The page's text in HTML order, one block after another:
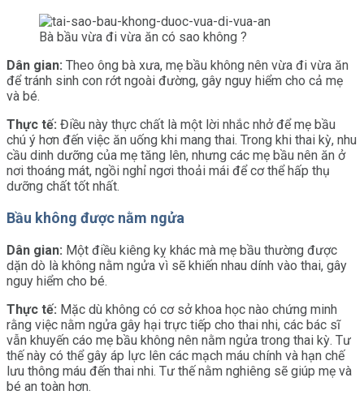
Bà bầu vừa đi vừa ăn có sao không ?
Dân gian: Theo ông bà xưa, mẹ bầu không nên vừa đi vừa ăn
để tránh sinh con rớt ngoài đường, gây nguy hiểm cho cả mẹ
và bé.
Thực tế: Điều này thực chất là một lời nhắc nhở để mẹ bầu
chú ý hơn đến việc ăn uống khi mang thai. Trong khi thai kỳ, nhu
cầu dinh dưỡng của mẹ tăng lên, nhưng các mẹ bầu nên ăn ở
nơi thoáng mát, ngồi nghỉ ngơi thoải mái để cơ thể hấp thụ
dưỡng chất tốt nhất.
Bầu không được nằm ngửa
Dân gian: Một điều kiêng kỵ khác mà mẹ bầu thường được
dặn dò là không nằm ngửa vì sẽ khiến nhau dính vào thai, gây
nguy hiểm cho bé.
Thực tế: Mặc dù không có cơ sở khoa học nào chứng minh
rằng việc nằm ngửa gây hại trực tiếp cho thai nhi, các bác sĩ
vẫn khuyến cáo mẹ bầu không nên nằm ngửa trong thai kỳ. Tư
thế này có thể gây áp lực lên các mạch máu chính và hạn chế
lưu thông máu đến thai nhi. Tư thế nằm nghiêng sẽ giúp mẹ và
bé an toàn hơn.